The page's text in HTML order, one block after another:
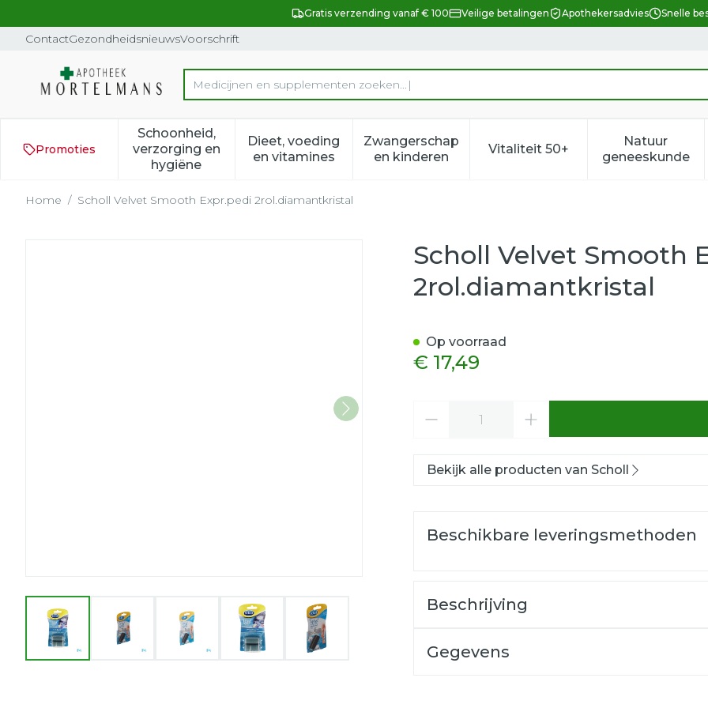
Gratis verzending vanaf € 100 Veilige betalingen Apothekersadvies Snelle
ContactGezondheidsnieuwsVoorschrift
Product, merk, categorie...
Medicijnen en supplementen
Promoties
Schoonheid,
verzorging en
hygiëne
Toon submenu voor Schoonheid, verzorging en hygiëne categorie
Dieet, voeding
en vitaminesToon submenu voor Dieet, voeding en vitamines categorie
Zwangerschap
en kinderenToon submenu voor Zwangerschap en
Vitaliteit 50+Toon submenu voor
Natuur
geneeskunde
Toon
Home / Scholl Velvet Smooth Expr.pedi 2rol.diamantkristal
View larger imageView larger imageView larger imageView larger imageView larger image
Scholl Velvet Smooth Expr.pedi 2rol.diamantkristal
Scholl Velvet Smooth
2rol.diamantkristal
€ 17,49
Op voorraad
Bekijk alle producten van Scholl
Beschikbare leveringsmethoden
Beschrijving
Gegevens